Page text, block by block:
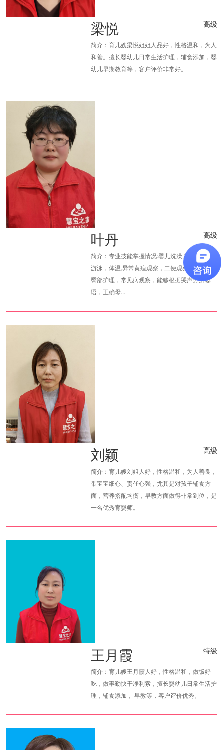
梁悦 高级
简介：育儿嫂梁悦姐姐人品好，性格温和，为人
和善。擅长婴幼儿日常生活护理，辅食添加，婴
幼儿早期教育等，客户评价非常好。
叶丹 高级
简介：专业技能掌握情况:婴儿洗澡,抚触，按摩,
游泳，体温,异常黄疸观察，二便观察,脐部消毒,
臀部护理，常见病观察，能够根据哭声分辨婴
语，正确母...
刘颖 高级
简介：育儿嫂刘姐人好，性格温和，为人善良，
带宝宝细心、责任心强，尤其是对孩子辅食方
面，营养搭配均衡，早教方面做得非常到位，是
一名优秀育婴师。
王月霞 特级
简介：育儿嫂王月霞人好，性格温和，做饭好
吃，做事勤快干净利索，擅长婴幼儿日常生活护
理，辅食添加， 早教等，客户评价优秀。